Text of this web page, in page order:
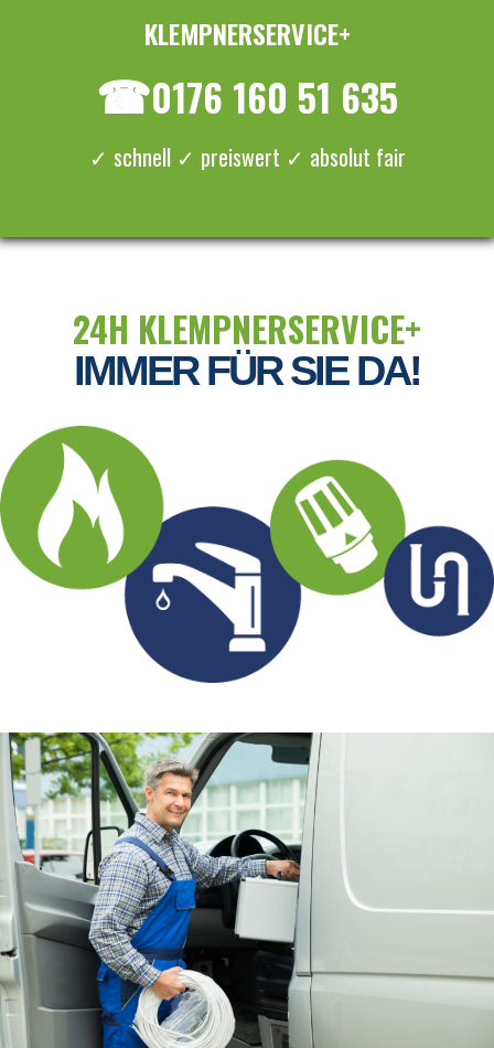
KLEMPNERSERVICE+
☎0176 160 51 635
✓ schnell ✓ preiswert ✓ absolut fair
24H KLEMPNERSERVICE+
IMMER FÜR SIE DA!